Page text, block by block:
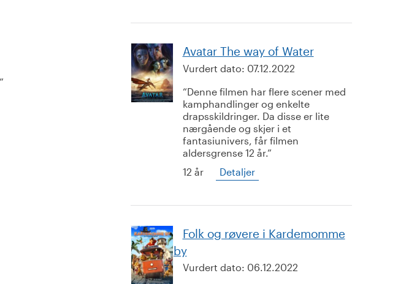
Avatar The way of Water
Vurdert dato: 07.12.2022
Denne filmen har flere scener med
kamphandlinger og enkelte
drapsskildringer. Da disse er lite
nærgående og skjer i et
fantasiunivers, får filmen
aldersgrense 12 år.
12 år
Detaljer
Folk og røvere i Kardemomme
by
Vurdert dato: 06.12.2022